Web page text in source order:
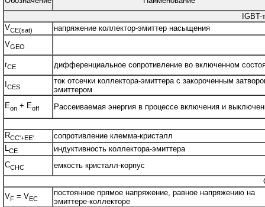
IGBT-
VCE(sat)
напряжение коллектор-эмиттер насыщения
VGEO
rCE дифференциальное сопротивление во включенном
CES
ток отсечки коллектора-эмиттера с закороченным
эмиттером
Eon + Eoff Рассеиваемая энергия в процессе включения и
RCC'+EE'
сопротивление клемма-кристалл
LCE
индуктивность коллектора-эмиттера
CCHC
емкость кристалл-корпус
VF = VEC
постоянное прямое напряжение, равное напряжению на
эмиттере-коллекторе